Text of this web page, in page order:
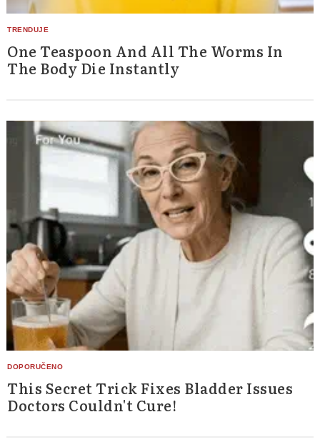
One Teaspoon And All The Worms In
The Body Die Instantly
This Secret Trick Fixes Bladder Issues
Doctors Couldn't Cure!